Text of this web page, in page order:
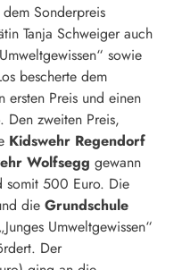
Sonderpreis
Tanja Schweiger auch
sowie
bescherte dem
ersten Preis und einen
zweiten Preis,
Kidswehr Regendorf
Wolfsegg gewann
somit 500 Euro. Die
die Grundschule
Umweltgewissen“
Der